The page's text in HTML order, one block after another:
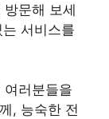
문해 보세
서비스를
여러분들을
, 능숙한 전